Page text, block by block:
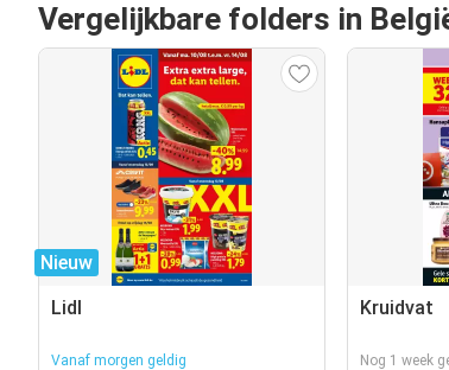
Vergelijkbare folders in
Nieuw
Lidl
Vanaf morgen geldig
Kruidvat
Nog 1 week